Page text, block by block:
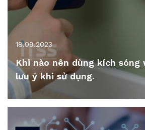
18.09.2023
Khi nào nên dùng kích sóng
lưu ý khi sử dụng.